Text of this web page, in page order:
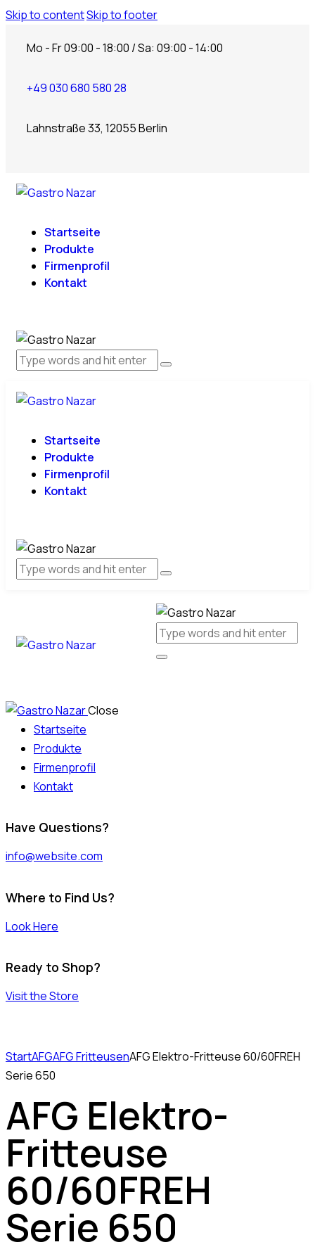
Skip to contentSkip to footer
Mo - Fr 09:00 - 18:00 / Sa: 09:00 - 14:00
+49 030 680 580 28
Lahnstraße 33, 12055 Berlin
Startseite
Produkte
Firmenprofil
Kontakt
Startseite
Produkte
Firmenprofil
Kontakt
Close
Startseite
Produkte
Firmenprofil
Kontakt
Have Questions?
info@website.com
Where to Find Us?
Look Here
Ready to Shop?
Visit the Store
StartAFGAFG FritteusenAFG Elektro-Fritteuse 60/60FREH
Serie 650
AFG Elektro-
Fritteuse
60/60FREH
Serie 650